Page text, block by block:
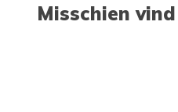
Misschien